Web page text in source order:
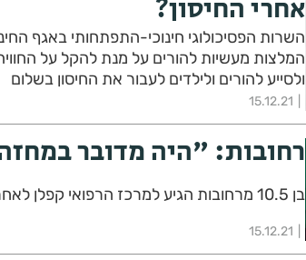
אחרי החיסון?
השרות הפסיכולוגי חינוכי-התפתחותי באגף
המלצות מעשיות להורים על מנת להקל על
ולסייע להורים ולילדים לעבור את החיסון בשלום
15.12.21
רחובות: "היה מדובר
בן 10.5 מרחובות הגיע למרכז הרפואי קפלן לאחר שננשך על ידי אמסטף
15.12.21